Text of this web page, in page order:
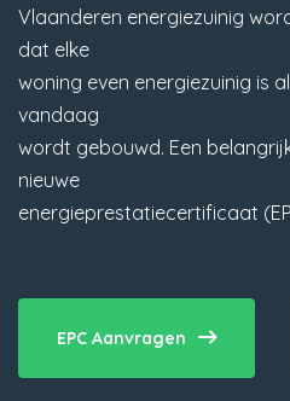
Vlaanderen energiezuinig
dat elke
woning even energiezuinig is
vandaag
wordt gebouwd. Een
nieuwe
energieprestatiecertificaat
EPC Aanvragen